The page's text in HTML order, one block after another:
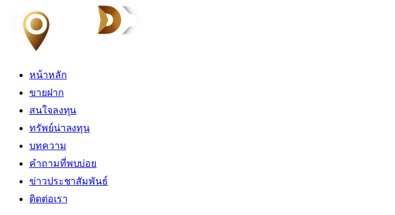
หน้าหลัก
ขายฝาก
สนใจลงทุน
ทรัพย์น่าลงทุน
บทความ
คำถามที่พบบ่อย
ข่าวประชาสัมพันธ์
ติดต่อเรา